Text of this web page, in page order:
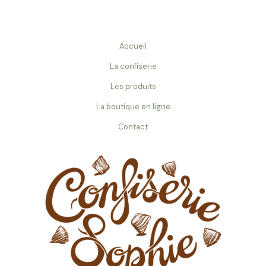
Accueil
La confiserie
Les produits
La boutique en ligne
Contact